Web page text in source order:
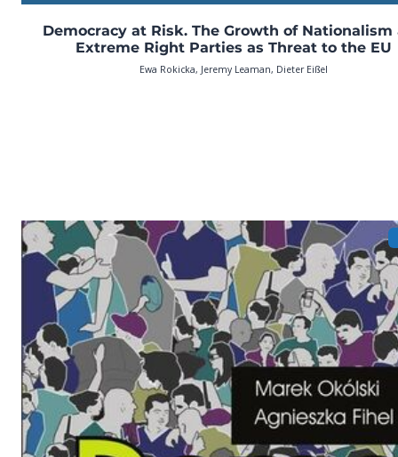
Democracy at Risk. The Growth of Nationalism
Extreme Right Parties as Threat to the EU
Ewa Rokicka, Jeremy Leaman, Dieter Eißel